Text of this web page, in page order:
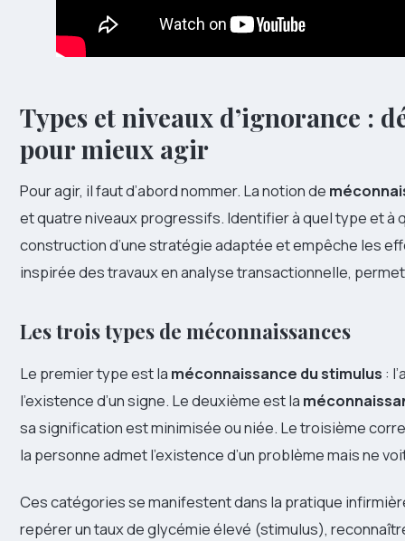
Types et niveaux d’ignorance :
pour mieux agir
Pour agir, il faut d’abord nommer. La notion de
et quatre niveaux progressifs. Identifier à quel type et à
construction d’une stratégie adaptée et empêche les
inspirée des travaux en analyse transactionnelle,
Les trois types de méconnaissances
Le premier type est la méconnaissance du stimulus :
l’existence d’un signe. Le deuxième est la
sa signification est minimisée ou niée. Le troisième
la personne admet l’existence d’un problème mais ne
Ces catégories se manifestent dans la pratique
repérer un taux de glycémie élevé (stimulus),